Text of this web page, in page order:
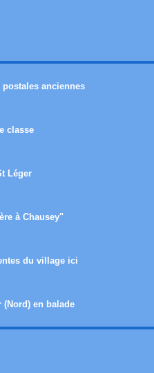
postales anciennes
classe
Léger
à Chausey"
du village ici
(Nord) en balade